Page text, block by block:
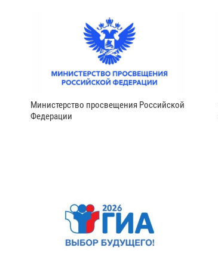
Министерство просвещения Российской
Федерации